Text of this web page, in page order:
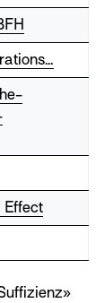
Effect